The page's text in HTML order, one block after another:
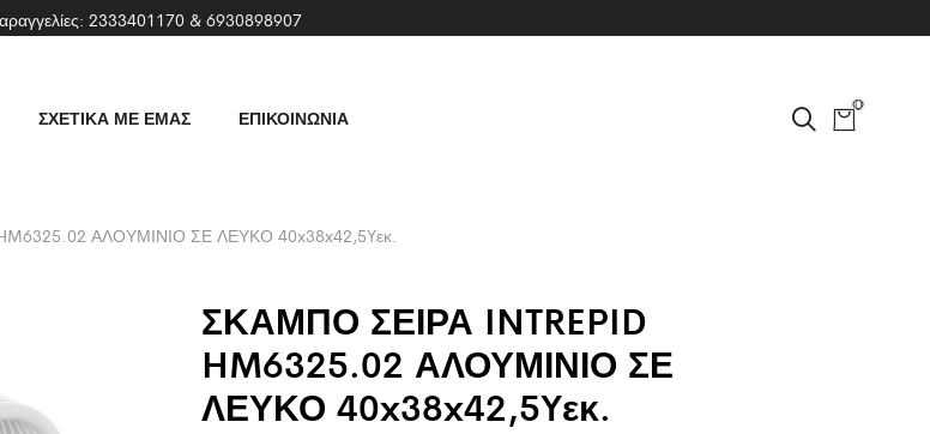
2333401170& 6930898907
ΣΧΕΤΙΚΑ ΜΕ ΕΜΑΣ ΕΠΙΚΟΙΝΩΝΙΑ
0
ΑΛΟΥΜΙΝΙΟ ΣΕ ΛΕΥΚΟ 40x38x42,5Yεκ.
ΣΚΑΜΠΟ ΣΕΙΡΑ INTREPID
HM6325.02 ΑΛΟΥΜΙΝΙΟ ΣΕ
ΛΕΥΚΟ 40x38x42,5Yεκ.